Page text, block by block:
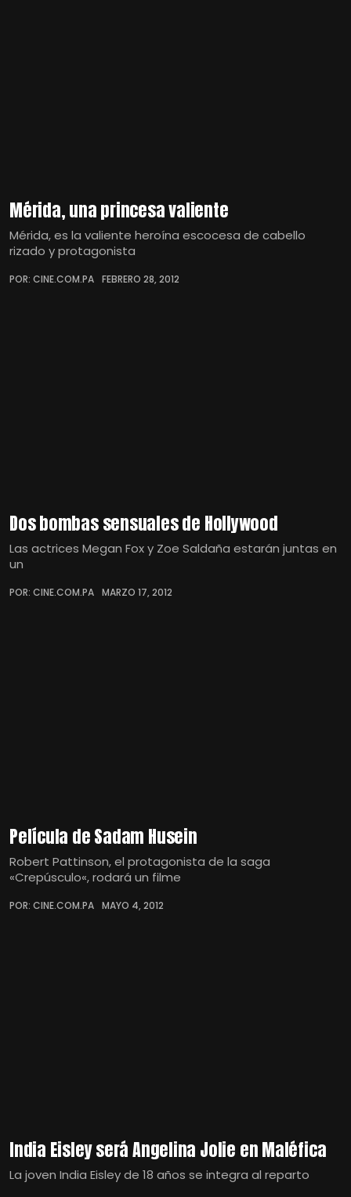
Mérida, una princesa valiente
Mérida, es la valiente heroína escocesa de cabello
rizado y protagonista
POR: CINE.COM.PA FEBRERO 28, 2012
Dos bombas sensuales de Hollywood
Las actrices Megan Fox y Zoe Saldaña estarán juntas en
un
POR: CINE.COM.PA MARZO 17, 2012
Película de Sadam Husein
Robert Pattinson, el protagonista de la saga
«Crepúsculo«, rodará un filme
POR: CINE.COM.PA MAYO 4, 2012
India Eisley será Angelina Jolie en Maléfica
La joven India Eisley de 18 años se integra al reparto